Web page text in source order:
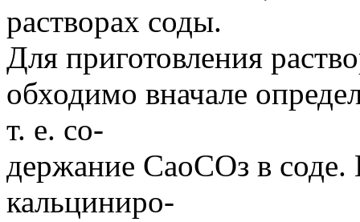
растворах соды.
Для приготовления
обходимо вначале
т. е. со-
держание СаоСОз в
кальциниро-